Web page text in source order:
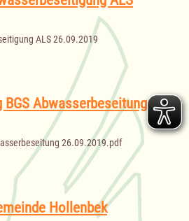
ALS 26.09.2019
Abwasserbeseitung
26.09.2019.pdf
Hollenbek